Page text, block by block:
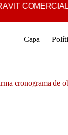
Capa
cronograma de